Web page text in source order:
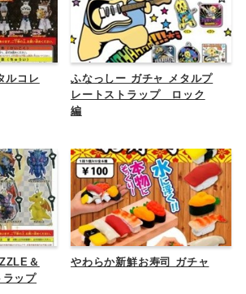
ルコレ
ふなっしー ガチャ メタルプ
レートストラップ ロック
編
＆
ラップ
やわらか新鮮お寿司 ガチャ